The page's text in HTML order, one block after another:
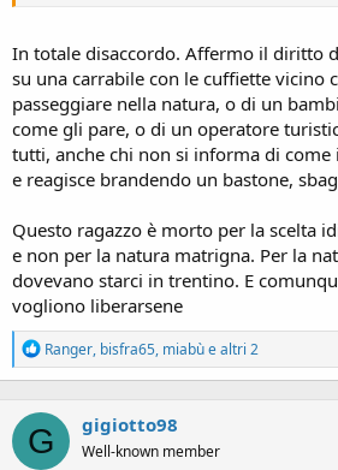
In totale disaccordo. Affermo il diritto
su una carrabile con le cuffiette vicino
passeggiare nella natura, o di un
come gli pare, o di un operatore
tutti, anche chi non si informa di
e reagisce brandendo un bastone,
Questo ragazzo è morto per la scelta
e non per la natura matrigna. Per la
dovevano starci in trentino. E
vogliono liberarsene
R
e
a
i
Ranger, bisfra65, miabùe altri 2
G gigiotto98
Well-known member